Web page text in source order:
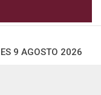
9 AGOSTO 2026